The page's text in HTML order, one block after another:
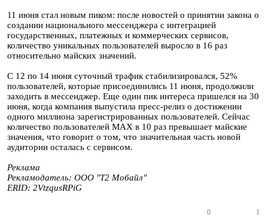
11 июня стал новым пиком: после новостей о принятии закона о
создании национального мессенджера с интеграцией
государственных, платежных и коммерческих сервисов,
количество уникальных пользователей выросло в 16 раз
относительно майских значений.
С 12 по 14 июня суточный трафик стабилизировался, 52%
пользователей, которые присоединились 11 июня, продолжили
заходить в мессенджер. Еще один пик интереса пришелся на 30
июня, когда компания выпустила пресс-релиз о достижении
одного миллиона зарегистрированных пользователей. Сейчас
количество пользователей MAX в 10 раз превышает майские
значения, что говорит о том, что значительная часть новой
аудитории осталась с сервисом.
Реклама
Рекламодатель: ООО "Т2 Мобайл"
ERID: 2VtzqusRPiG
0 1